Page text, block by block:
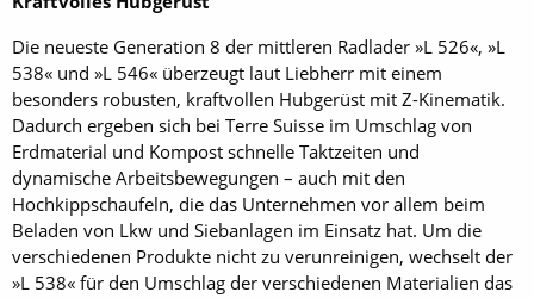
Die neueste Generation 8 der mittleren Radlader »L 526«, »L
538« und »L 546« überzeugt laut Liebherr mit einem
besonders robusten, kraftvollen Hubgerüst mit Z-Kinematik.
Dadurch ergeben sich bei Terre Suisse im Umschlag von
Erdmaterial und Kompost schnelle Taktzeiten und
dynamische Arbeitsbewegungen – auch mit den
Hochkippschaufeln, die das Unternehmen vor allem beim
Beladen von Lkw und Siebanlagen im Einsatz hat. Um die
verschiedenen Produkte nicht zu verunreinigen, wechselt der
»L 538« für den Umschlag der verschiedenen Materialien das